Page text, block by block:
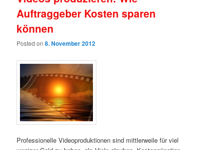
Auftraggeber Kosten sparen
können
Posted on8. November 2012
Professionelle Videoproduktionen sind mittlerweile für viel